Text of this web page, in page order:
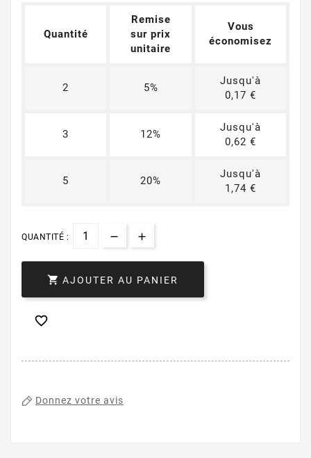
Quantité
Remise
sur prix
unitaire
Vous
économisez
2 5%
Jusqu'à
0,17 €
3 12%
Jusqu'à
0,62 €
5 20%
Jusqu'à
1,74 €
QUANTITÉ :
 AJOUTER AU PANIER

Donnez votre avis